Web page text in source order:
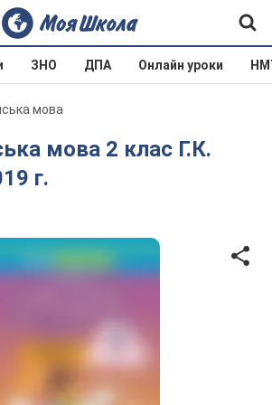
ЗНО ДПА Онлайн уроки
мова
мова 2 клас Г.К.
г.